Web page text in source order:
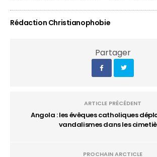
Rédaction Christianophobie
Partager
ARTICLE PRÉCÉDENT
Angola : les évêques catholiques
vandalismes dans les
PROCHAIN ARCTICLE